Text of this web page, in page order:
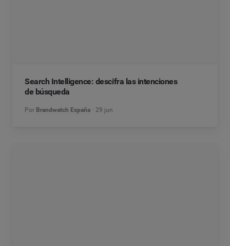
Search Intelligence: descifra las intenciones
de búsqueda
Por Brandwatch España 29 jun